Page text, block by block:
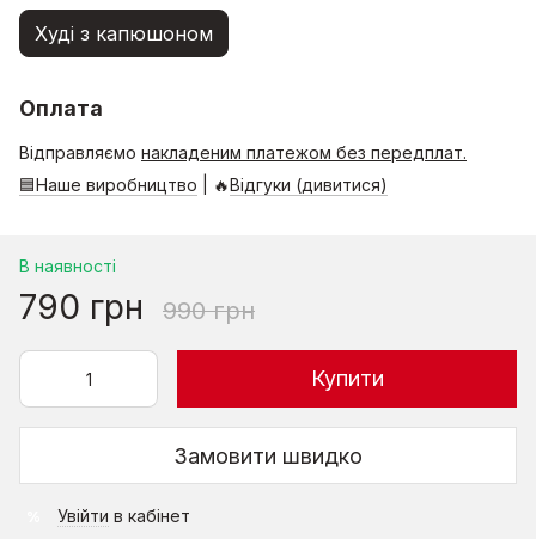
Худі з капюшоном
Оплата
Відправляємо накладеним платежом без передплат.
🟦Наше виробництво | 🔥Відгуки (дивитися)
В наявності
790 грн 990 грн
Купити
Замовити швидко
Увійти в кабінет